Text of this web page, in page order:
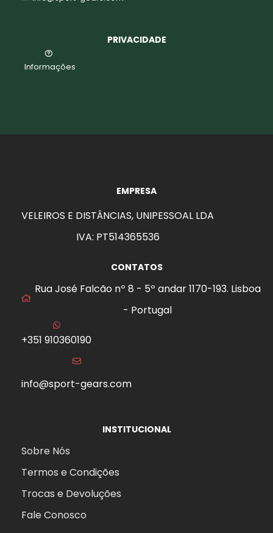
PRIVACIDADE
Informações
EMPRESA
VELEIROS E DISTÂNCIAS, UNIPESSOAL LDA
IVA: PT514365536
CONTATOS
Rua José Falcão nº 8 - 5º andar 1170-193. Lisboa
- Portugal
+351 910360190
info@sport-gears.com
INSTITUCIONAL
Sobre Nós
Termos e Condições
Trocas e Devoluções
Fale Conosco